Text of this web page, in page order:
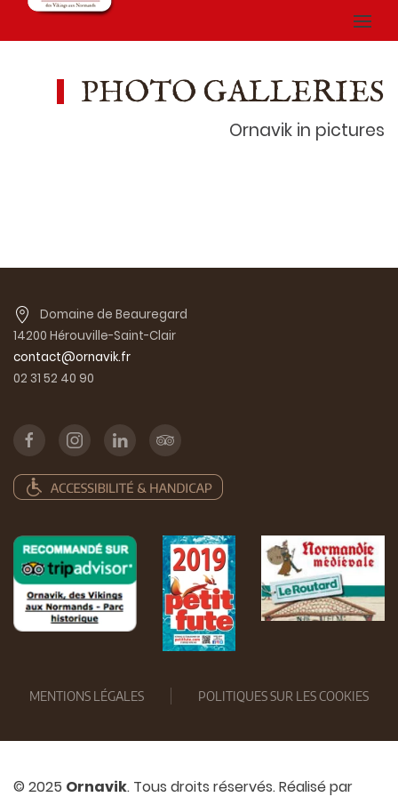
PHOTO GALLERIES
Ornavik in pictures
Domaine de Beauregard
14200 Hérouville-Saint-Clair
contact@ornavik.fr
02 31 52 40 90
MENTIONS LÉGALES POLITIQUES SUR LES COOKIES
© 2025 Ornavik. Tous droits réservés. Réalisé par